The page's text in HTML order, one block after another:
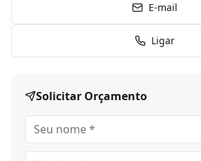
Casas de estilo clássico ou colonial
Salas e ambientes amplos
Projetos arquitetônicos sofisticados
E-mail
Ligar
Solicitar Orçamento